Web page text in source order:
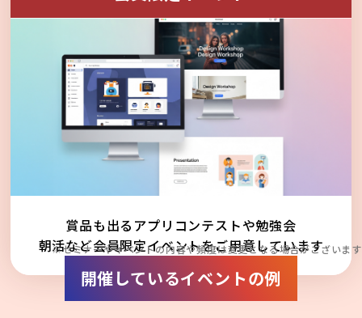
賞品も出るアプリコンテストや勉強会
朝活など会員限定イベントをご用意しています
※セミナーやイベントの内容や頻度は変更となる場合がございます
開催しているイベントの例